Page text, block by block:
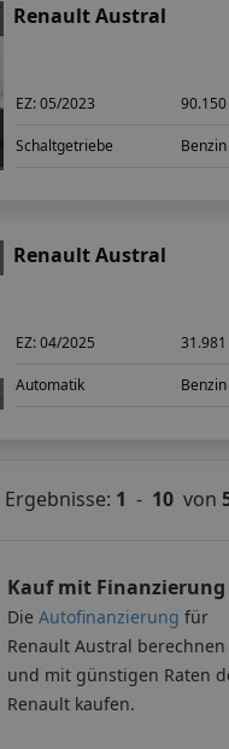
Renault Austral
EZ:05/2023
Schaltgetriebe Benzin
Renault Austral
EZ:04/2025
Automatik Benzin
Ergebnisse: 1 - 10von
Kauf mit Finanzierung
Die Autofinanzierung für
Renault Austral berechnen
und mit günstigen Raten
Renault kaufen.